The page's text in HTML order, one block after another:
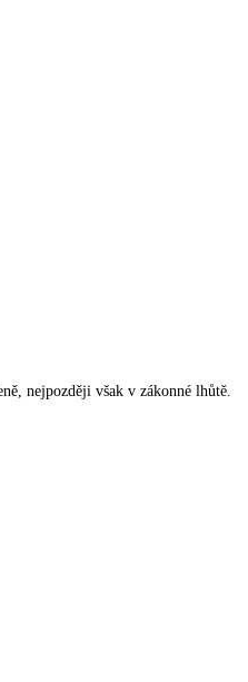
nejpozději však v zákonné lhůtě.